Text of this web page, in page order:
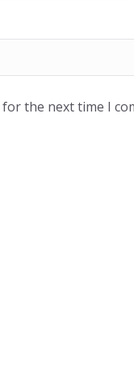
the next time I